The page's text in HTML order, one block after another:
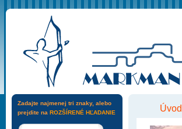
Úvod
Zadajte najmenej tri znaky, alebo
prejdite na ROZŠÍRENÉ HĽADANIE